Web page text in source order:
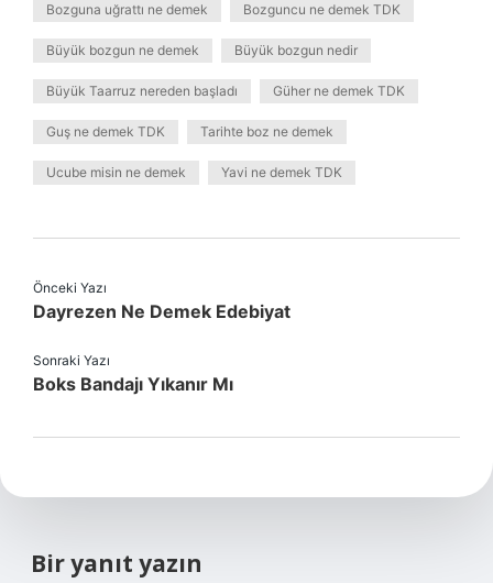
Bozguna uğrattı ne demek Bozguncu ne demek TDK
Büyük bozgun ne demek Büyük bozgun nedir
Büyük Taarruz nereden başladı Güher ne demek TDK
Guş ne demek TDK Tarihte boz ne demek
Ucube misin ne demek Yavi ne demek TDK
Önceki Yazı
Dayrezen Ne Demek Edebiyat
Sonraki Yazı
Boks Bandajı Yıkanır Mı
Bir yanıt yazın